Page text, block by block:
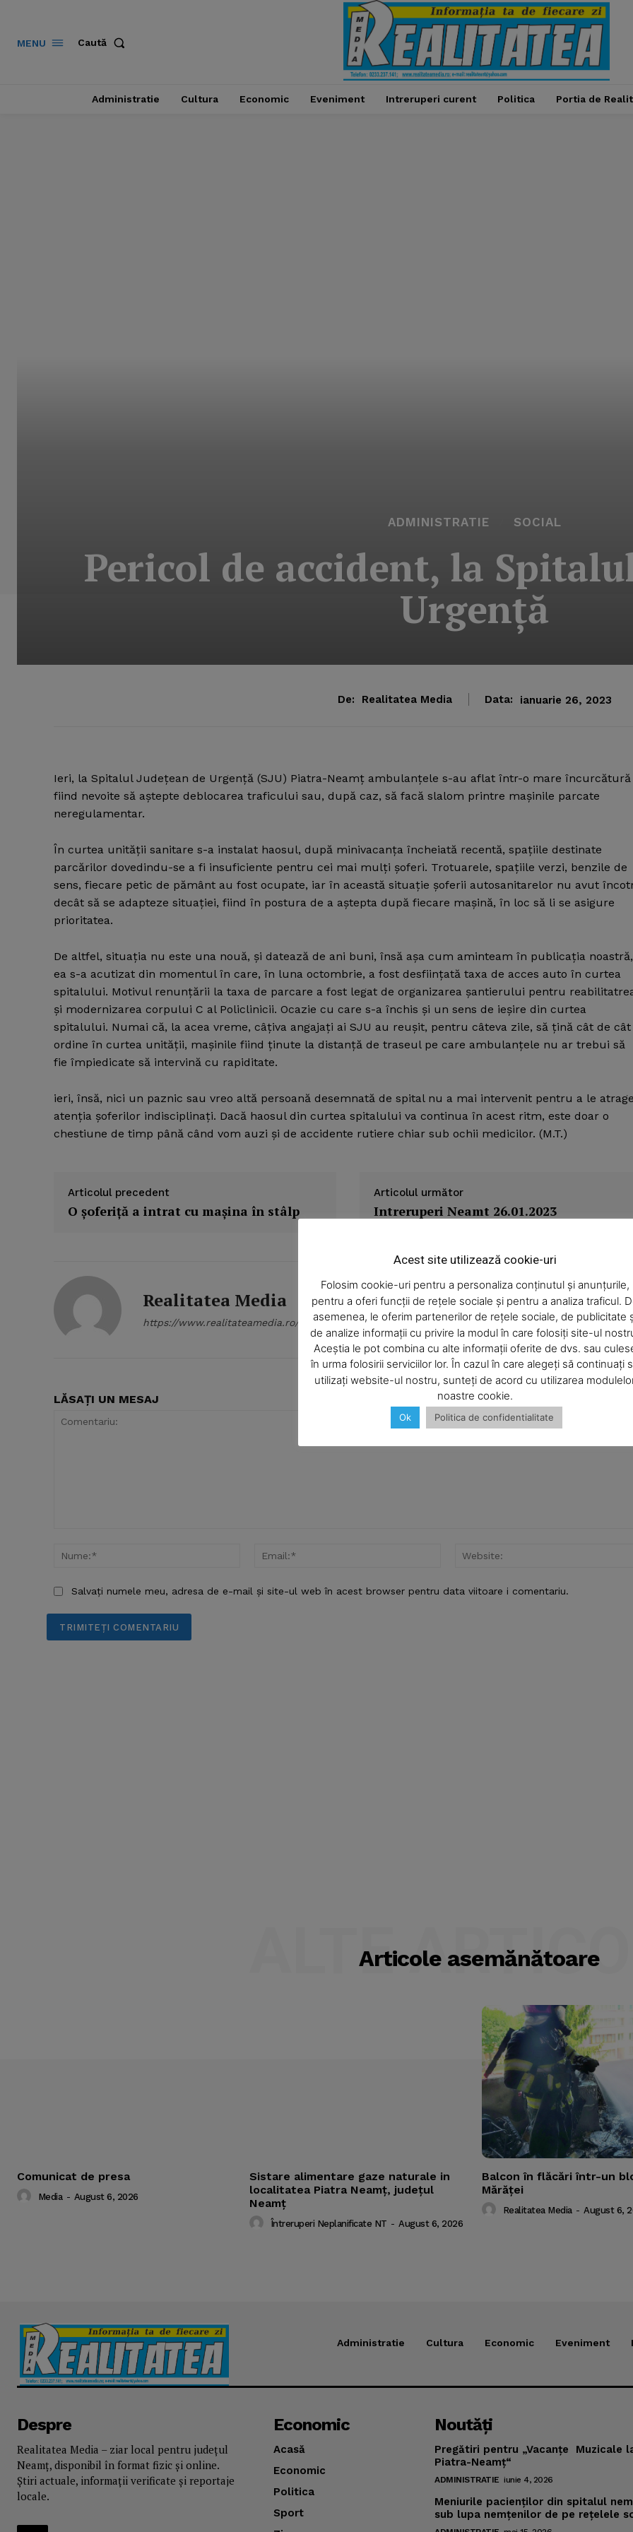
Company
About
Contact us
Subscription Plans
My account
MENU Caută
Administratie Cultura Economic Eveniment Intreruperi curent Politica Portia de
ADMINISTRATIE SOCIAL
Pericol de accident, la
Urgenţă
De: Realitatea Media Data: ianuarie 26, 2023
Ieri, la Spitalul Judeţean de Urgenţă (SJU) Piatra-Neamţ ambulanţele s-au aflat într-o mare încurcătură
fiind nevoite să aştepte deblocarea traficului sau, după caz, să facă slalom printre maşinile parcate
neregulamentar.
În curtea unităţii sanitare s-a instalat haosul, după minivacanţa încheiată recentă, spaţiile destinate
parcărilor dovedindu-se a fi insuficiente pentru cei mai mulţi şoferi. Trotuarele, spaţiile verzi, benzile de
sens, fiecare petic de pământ au fost ocupate, iar în această situaţie şoferii autosanitarelor nu avut
decât să se adapteze situaţiei, fiind în postura de a aştepta după fiecare maşină, în loc să li se asigure
prioritatea.
De altfel, situaţia nu este una nouă, şi datează de ani buni, însă aşa cum aminteam în publicaţia noastră,
ea s-a acutizat din momentul în care, în luna octombrie, a fost desfiinţată taxa de acces auto în curtea
spitalului. Motivul renunţării la taxa de parcare a fost legat de organizarea şantierului pentru
şi modernizarea corpului C al Policlinicii. Ocazie cu care s-a închis şi un sens de ieşire din curtea
spitalului. Numai că, la acea vreme, câţiva angajaţi ai SJU au reuşit, pentru câteva zile, să ţină cât de cât
ordine în curtea unităţii, maşinile fiind ţinute la distanţă de traseul pe care ambulanţele nu ar trebui să
fie împiedicate să intervină cu rapiditate.
ieri, însă, nici un paznic sau vreo altă persoană desemnată de spital nu a mai intervenit pentru a le
atenţia şoferilor indisciplinaţi. Dacă haosul din curtea spitalului va continua în acest ritm, este doar o
chestiune de timp până când vom auzi şi de accidente rutiere chiar sub ochii medicilor. (M.T.)
Articolul precedent
O şoferiţă a intrat cu maşina în stâlp
Articolul următor
Intreruperi Neamt 26.01.2023
Realitatea Media
https://www.realitateamedia.ro/
LĂSAȚI UN MESAJ
Nume:*
Email:*
Salvați numele meu, adresa de e-mail și site-ul web în acest browser pentru data viitoare i comentariu.
Articole asemănătoare
ALTE
Comunicat de presa
Media - August 6, 2026
Sistare alimentare gaze naturale in
localitatea Piatra Neamț, județul
Neamț
Întreruperi Neplanificate NT - August 6, 2026
Balcon în flăcări într-un
Mărăţei
Realitatea Media - August 6,
Administratie Cultura Economic Eveniment
Despre
Realitatea Media – ziar local pentru județul
Neamț, disponibil în format fizic și online.
Știri actuale, informații verificate și reportaje
locale.
Economic
Acasă
Economic
Politica
Sport
Noutăţi
Pregătiri pentru „Vacanţe Muzicale
Piatra-Neamţ“
ADMINISTRATIE iunie 4, 2026
Meniurile pacienţilor din spitalul
sub lupa nemţenilor de pe reţelele
Acest site utilizează cookie-uri
Folosim cookie-uri pentru a personaliza conținutul și anunțurile,
pentru a oferi funcții de rețele sociale și pentru a analiza traficul.
asemenea, le oferim partenerilor de rețele sociale, de publicitate
de analize informații cu privire la modul în care folosiți site-ul
Aceștia le pot combina cu alte informații oferite de dvs. sau
în urma folosirii serviciilor lor. În cazul în care alegeți să continuați
utilizați website-ul nostru, sunteți de acord cu utilizarea
noastre cookie.
Ok Politica de confidentialitate